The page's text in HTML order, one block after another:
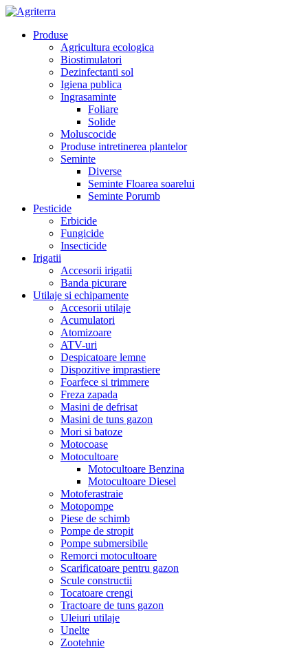
Produse
Agricultura ecologica
Biostimulatori
Dezinfectanti sol
Igiena publica
Ingrasaminte
Foliare
Solide
Moluscocide
Produse intretinerea plantelor
Seminte
Diverse
Seminte Floarea soarelui
Seminte Porumb
Pesticide
Erbicide
Fungicide
Insecticide
Irigatii
Accesorii irigatii
Banda picurare
Utilaje si echipamente
Accesorii utilaje
Acumulatori
Atomizoare
ATV-uri
Despicatoare lemne
Dispozitive imprastiere
Foarfece si trimmere
Freza zapada
Masini de defrisat
Masini de tuns gazon
Mori si batoze
Motocoase
Motocultoare
Motocultoare Benzina
Motocultoare Diesel
Motoferastraie
Motopompe
Piese de schimb
Pompe de stropit
Pompe submersibile
Remorci motocultoare
Scarificatoare pentru gazon
Scule constructii
Tocatoare crengi
Tractoare de tuns gazon
Uleiuri utilaje
Unelte
Zootehnie